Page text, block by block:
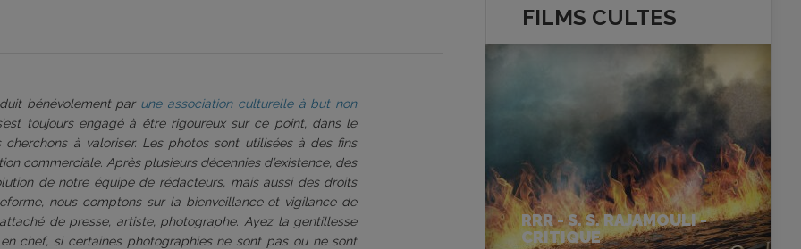
bénévolement par une association culturelle à but non
toujours engagé à être rigoureux sur ce point, dans le
à valoriser. Les photos sont utilisées à des fins
commerciale. Après plusieurs décennies d’existence, des
de notre équipe de rédacteurs, mais aussi des droits
nous comptons sur la bienveillance et vigilance de
de presse, artiste, photographe. Ayez la gentillesse
chef, si certaines photographies ne sont pas ou ne sont
FILMS CULTES
RRR - S. S. RAJAMOULI -
CRITIQUE